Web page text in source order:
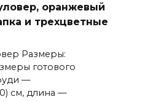
оранжевый
и трехцветные
Размеры:
готового
—
см, длина —